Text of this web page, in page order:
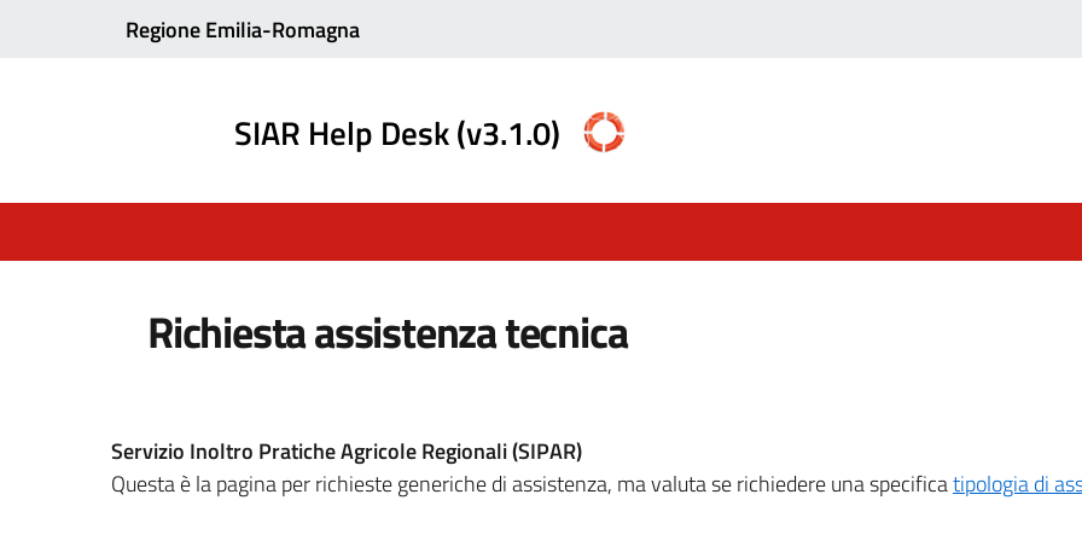
Regione Emilia-Romagna
SIAR Help Desk (v3.1.0)
Richiesta assistenza tecnica
Servizio Inoltro Pratiche Agricole Regionali (SIPAR)
Questa è la pagina per richieste generiche di assistenza, ma valuta se richiedere una specificatipologia di